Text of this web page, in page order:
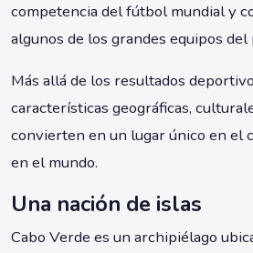
competencia del fútbol mundial y
algunos de los grandes equipos del
Más allá de los resultados
características geográficas,
convierten en un lugar único en el
en el mundo.
Una nación de islas
Cabo Verde es un archipiélago